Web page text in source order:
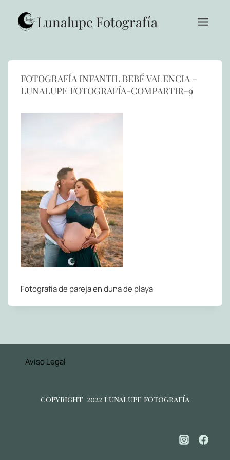
contenido Lunalupe Fotografía
FOTOGRAFÍA INFANTIL BEBÉ VALENCIA –
LUNALUPE FOTOGRAFÍA-COMPARTIR-9
Fotografía de pareja en duna de playa
Aviso Legal
copyright 2022 lunalupe fotografía